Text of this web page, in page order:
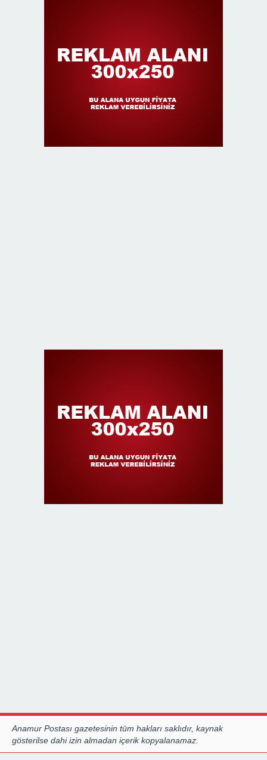
Anamur Postası gazetesinin tüm hakları saklıdır, kaynak
gösterilse dahi izin almadan içerik kopyalanamaz.